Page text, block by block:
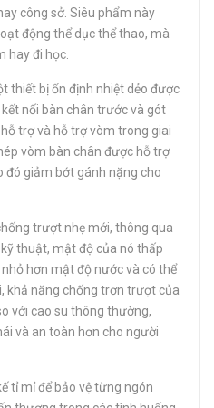
công sở. Siêu phẩm này
động thể dục thể thao, mà
hay đi học.
thiết bị ổn định nhiệt dẻo được
nối bàn chân trước và gót
trợ và hỗ trợ vòm trong giai
vòm bàn chân được hỗ trợ
giảm bớt gánh nặng cho
trượt nhẹ mới, thông qua
thuật, mật độ của nó thấp
hơn mật độ nước và có thể
khả năng chống trơn trượt của
với cao su thông thường,
và an toàn hơn cho người
tỉ mỉ để bảo vệ từng ngón